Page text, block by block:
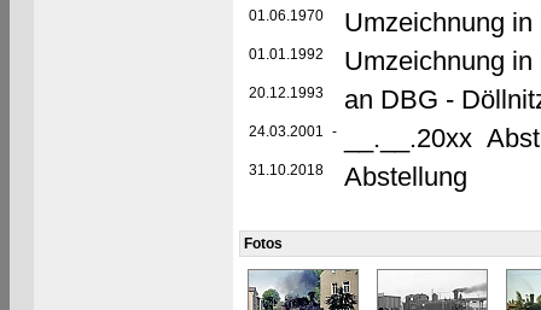
01.06.1970 Umzeichnung
01.01.1992 Umzeichnung
20.12.1993 an DBG -
24.03.2001 - __.__.20xx
31.10.2018 Abstellung
Fotos